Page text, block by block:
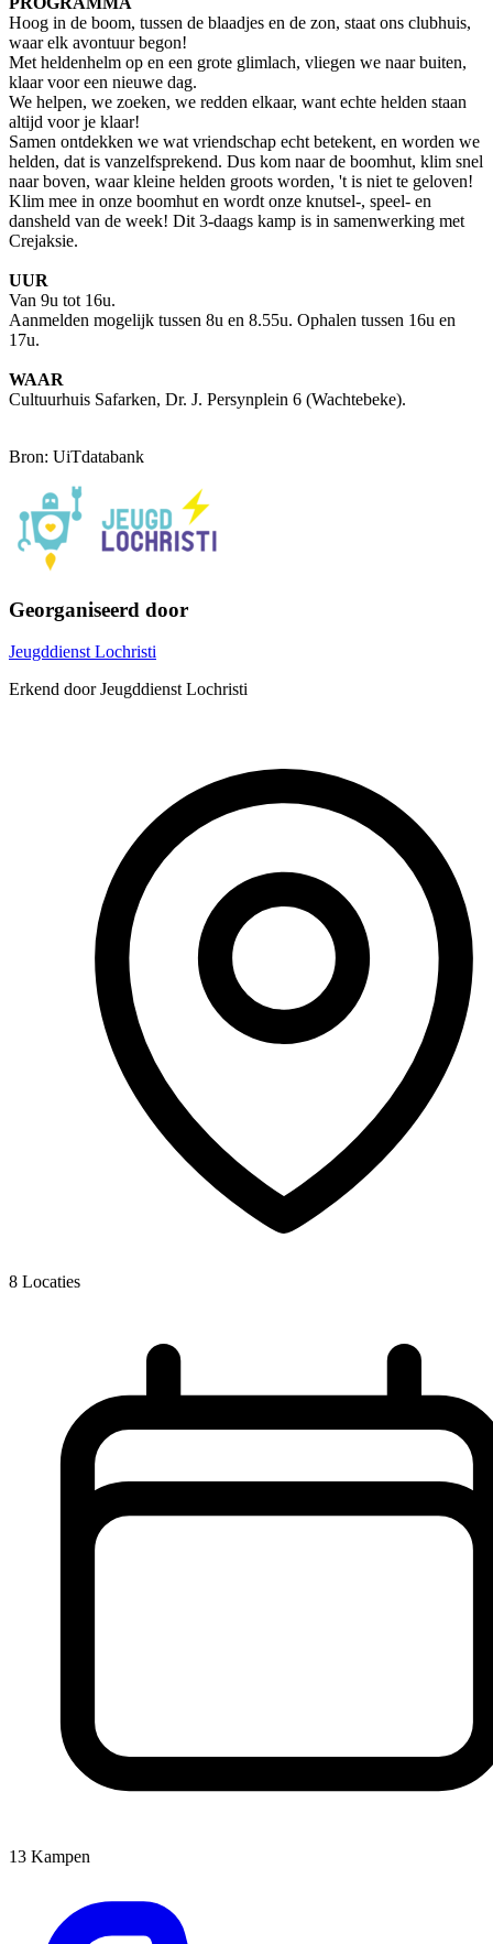
Hoog in de boom, tussen de blaadjes en de zon, staat ons clubhuis,
waar elk avontuur begon!
Met heldenhelm op en een grote glimlach, vliegen we naar buiten,
klaar voor een nieuwe dag.
We helpen, we zoeken, we redden elkaar, want echte helden staan
altijd voor je klaar!
Samen ontdekken we wat vriendschap echt betekent, en worden we
helden, dat is vanzelfsprekend. Dus kom naar de boomhut, klim snel
naar boven, waar kleine helden groots worden, 't is niet te geloven!
Klim mee in onze boomhut en wordt onze knutsel-, speel- en
dansheld van de week! Dit 3-daags kamp is in samenwerking met
Crejaksie.
UUR
Van 9u tot 16u.
Aanmelden mogelijk tussen 8u en 8.55u. Ophalen tussen 16u en
17u.
WAAR
Cultuurhuis Safarken, Dr. J. Persynplein 6 (Wachtebeke).
Bron: UiTdatabank
Georganiseerd door
Jeugddienst Lochristi
Erkend door Jeugddienst Lochristi
8 Locaties
13 Kampen